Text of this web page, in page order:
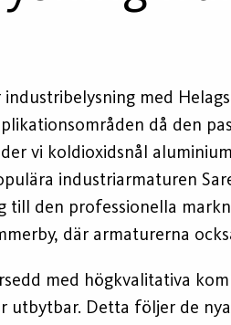
med
då den
vi koldioxidsnål
industriarmaturen
den professionella
där armaturerna
med högkvalitativa
utbytbar. Detta följer de